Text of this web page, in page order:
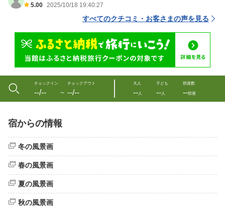
5.00 2025/10/18 19:40:27
すべてのクチコミ・お客さまの声を見る
チェックイン
--/-- 〜
チェックアウト
--/--
大人
--人
子ども
--人
部屋数
--部屋
宿からの情報
冬の風景画
春の風景画
夏の風景画
秋の風景画